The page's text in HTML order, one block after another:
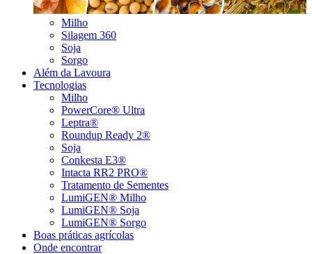
Milho
Silagem 360
Soja
Sorgo
Além da Lavoura
Tecnologias
Milho
PowerCore® Ultra
Leptra®
Roundup Ready 2®
Soja
Conkesta E3®
Intacta RR2 PRO®
Tratamento de Sementes
LumiGEN® Milho
LumiGEN® Soja
LumiGEN® Sorgo
Boas práticas agrícolas
Onde encontrar